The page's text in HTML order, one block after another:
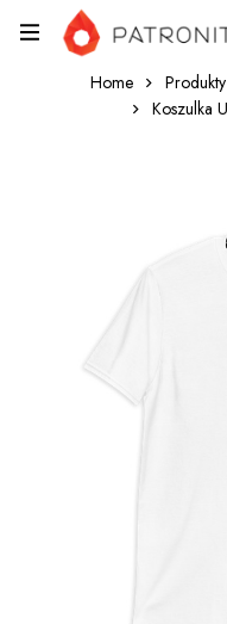
Home Produkty
Koszulka